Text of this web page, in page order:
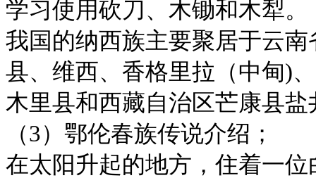
学习使用砍刀、木锄和木犁。
我国的纳西族主要聚居于云
县、维西、香格里拉（中甸)
木里县和西藏自治区芒康县盐
（3）鄂伦春族传说介绍；
在太阳升起的地方，住着一